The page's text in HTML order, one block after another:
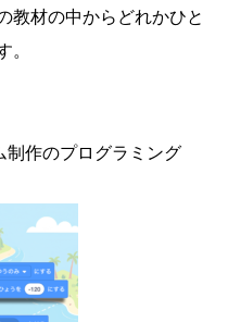
教材の中からどれかひと
。
制作のプログラミング